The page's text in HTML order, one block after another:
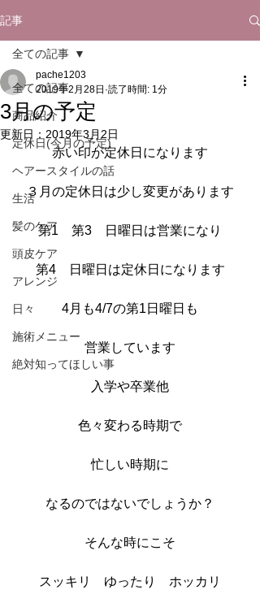
記事
全ての記事
商品紹介
定休日(今月の予定)
ヘアースタイルの話
生活
髪のケア
頭皮ケア
アレンジ
日々
施術メニュー
絶対知ってほしい事
全ての記事
3月の予定
pache1203
2019年2月28日 読了時間: 1分
更新日： 2019年3月2日
赤い印が定休日になります
３月の定休日は少し変更があります
第1　第3　日曜日は営業になり
第4　日曜日は定休日になります
4月も4/7の第1日曜日も
営業しています
入学や卒業他
色々変わる時期で
忙しい時期に
なるのではないでしょうか？
そんな時にこそ
スッキリ　ゆったり　ホッカリ